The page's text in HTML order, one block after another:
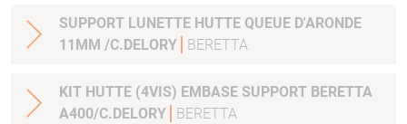
SUPPORT LUNETTE HUTTE QUEUE D'ARONDE
11MM /C.DELORY
BERETTA
KIT HUTTE (4VIS) EMBASE SUPPORT BERETTA
A400/C.DELORY
BERETTA